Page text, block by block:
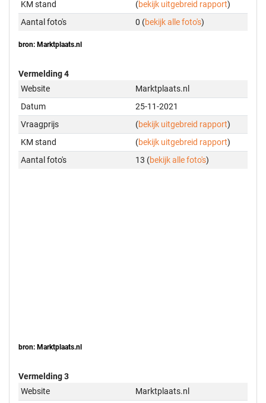
KM stand (bekijk uitgebreid rapport)
Aantal foto's
0 (bekijk alle foto's)
bron: Marktplaats.nl
Vermelding 4
Website
Marktplaats.nl
Datum
25-11-2021
Vraagprijs
(bekijk uitgebreid rapport)
KM stand
(bekijk uitgebreid rapport)
Aantal foto's
13 (bekijk alle foto's)
bron: Marktplaats.nl
Vermelding 3
Website
Marktplaats.nl